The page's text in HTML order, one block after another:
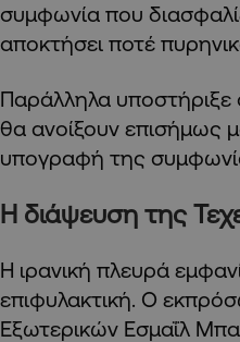
συμφωνία που
αποκτήσει ποτέ
Παράλληλα υποστήριξε
θα ανοίξουν επισήμως
υπογραφή της
Η διάψευση της
Η ιρανική πλευρά
επιφυλακτική. Ο
Εξωτερικών Εσμαΐλ